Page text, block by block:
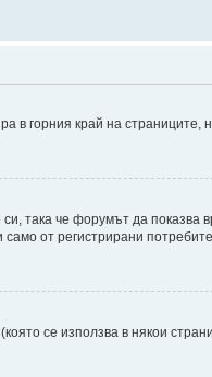
в горния край на
така че форумът да показва
от регистрирани
се използва в някои